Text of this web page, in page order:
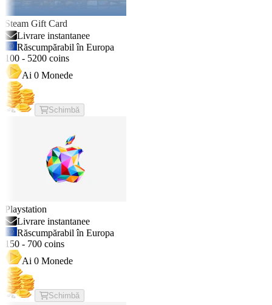
Steam Gift Card
Livrare instantanee
Răscumpărabil în Europa
100 - 5200 coins
Ai 0 Monede
Schimbă
Playstation
Livrare instantanee
Răscumpărabil în Europa
150 - 700 coins
Ai 0 Monede
Schimbă